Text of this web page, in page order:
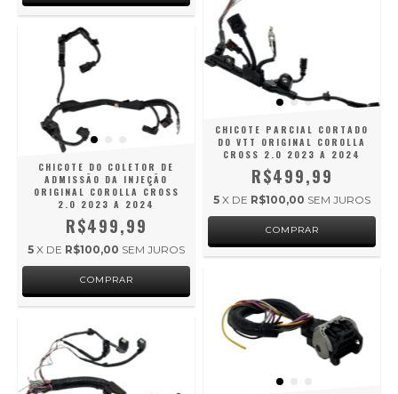
CHICOTE DO COLETOR DE
ADMISSÃO DA INJEÇÃO
ORIGINAL COROLLA CROSS
2.0 2023 A 2024
R$499,99
5 X DE R$100,00 SEM JUROS
CHICOTE PARCIAL CORTADO
DO VTT ORIGINAL COROLLA
CROSS 2.0 2023 A 2024
R$499,99
5 X DE R$100,00 SEM JUROS